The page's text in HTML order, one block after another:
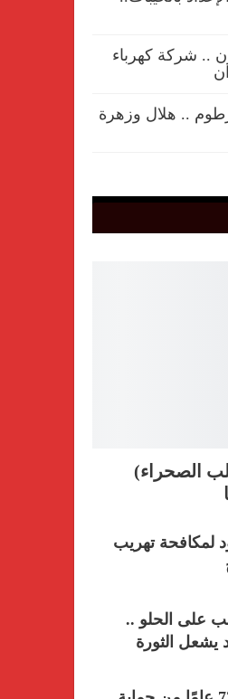
.. شركة كهرباء
.. هلال وزهرة
الصحراء)
لمكافحة تهريب
على الحلو ..
يشعل الثورة